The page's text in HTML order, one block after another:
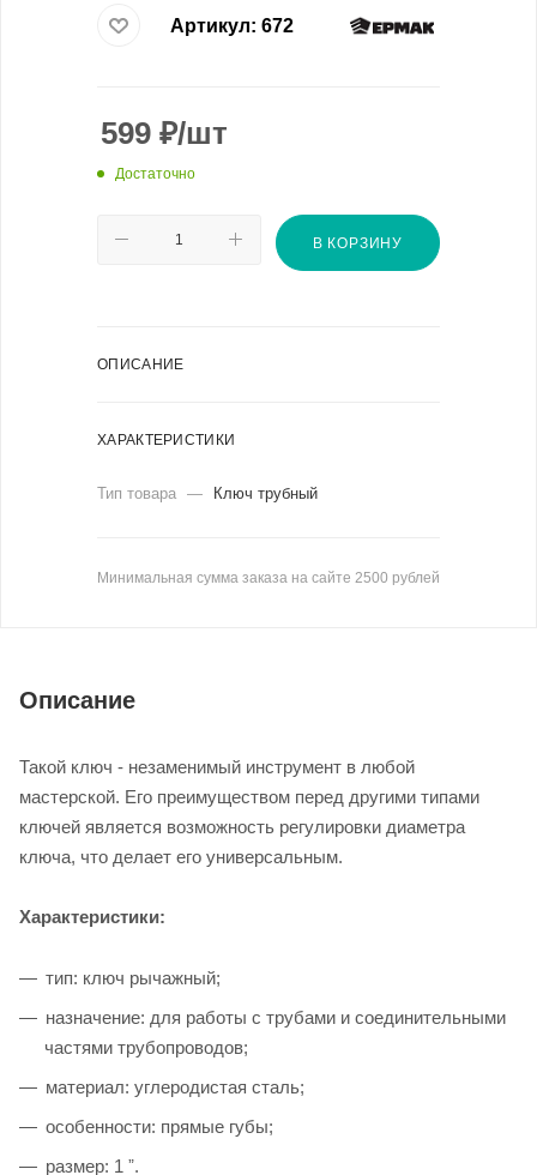
Артикул: 672
599 ₽/шт
Достаточно
В КОРЗИНУ
ОПИСАНИЕ
ХАРАКТЕРИСТИКИ
Тип товара — Ключ трубный
Минимальная сумма заказа на сайте 2500 рублей
Описание
Такой ключ - незаменимый инструмент в любой
мастерской. Его преимуществом перед другими типами
ключей является возможность регулировки диаметра
ключа, что делает его универсальным.
Характеристики:
тип: ключ рычажный;
назначение: для работы с трубами и соединительными
частями трубопроводов;
материал: углеродистая сталь;
особенности: прямые губы;
размер: 1 ˮ.